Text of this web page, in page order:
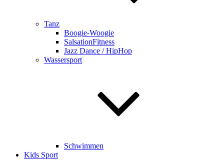
Tanz
Boogie-Woogie
SalsationFitness
Jazz Dance / HipHop
Wassersport
Schwimmen
Kids Sport